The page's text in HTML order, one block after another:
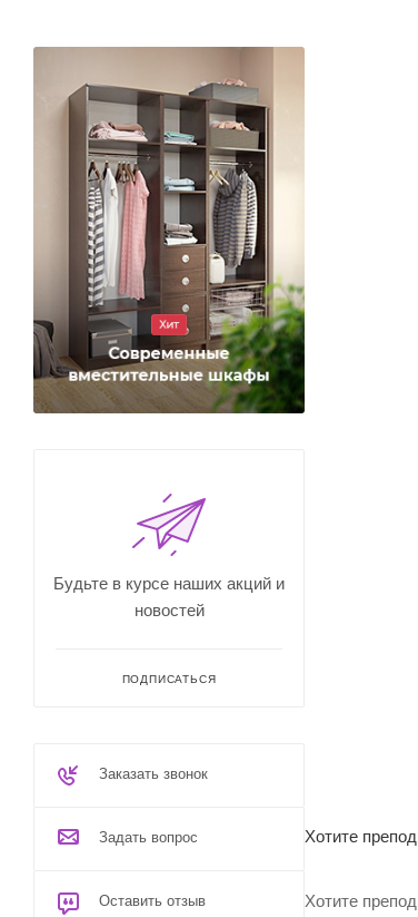
Хотите
Хотите
Будьте в курсе наших акций и
новостей
ПОДПИСАТЬСЯ
Заказать звонок
Задать вопрос
Оставить отзыв